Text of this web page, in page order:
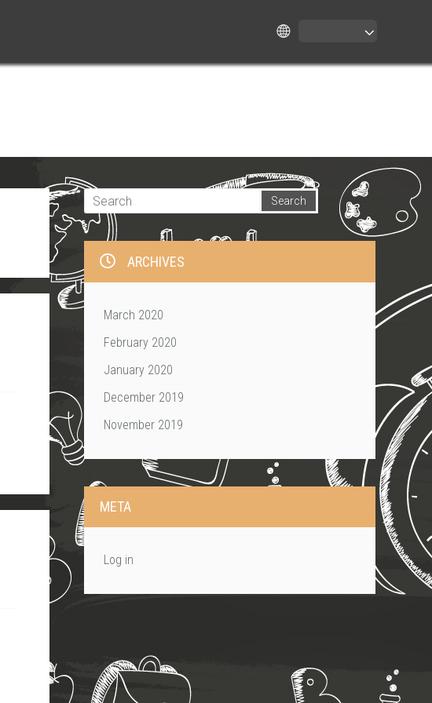
ARCHIVES
March 2020
February 2020
January 2020
December 2019
November 2019
META
Log in